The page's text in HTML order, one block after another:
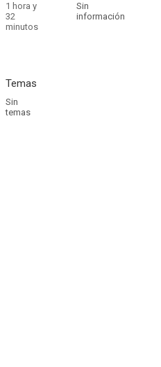
1 hora y
32
minutos
Sin
información
Temas
Sin
temas